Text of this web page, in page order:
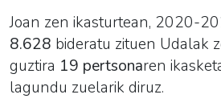
Joan zen ikasturtean, 2020-
8.628 bideratu zituen Udalak
guztira 19 pertsonaren
lagundu zuelarik diruz.